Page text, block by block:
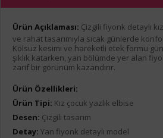
Ürün Açıklaması: Çizgili fiyonk detaylı
ve rahat tasarımıyla sıcak günlerde
Kolsuz kesimi ve hareketli etek formu
şıklık katarken, yan bölümde yer alan
zarif bir görünüm kazandırır.
Ürün Özellikleri:
Ürün Tipi: Kız çocuk yazlık elbise
Desen: Çizgili tasarım
Detay: Yan fiyonk detaylı model